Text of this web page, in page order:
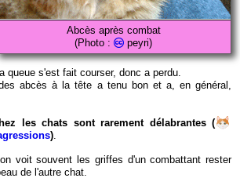
Abcès après combat
(Photo :
peyri)
queue s'est fait courser, donc a perdu.
abcès à la tête a tenu bon et a, en général,
les chats sont rarement délabrantes (
)
voit souvent les griffes d'un combattant rester
de l'autre chat.